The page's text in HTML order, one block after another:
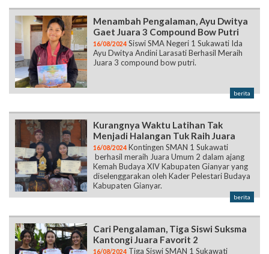
Menambah Pengalaman, Ayu Dwitya
Gaet Juara 3 Compound Bow Putri
16/08/2024 Siswi SMA Negeri 1 Sukawati Ida
Ayu Dwitya Andini Larasati Berhasil Meraih
Juara 3 compound bow putri.
berita
Kurangnya Waktu Latihan Tak
Menjadi Halangan Tuk Raih Juara
16/08/2024 Kontingen SMAN 1 Sukawati
berhasil meraih Juara Umum 2 dalam ajang
Kemah Budaya XIV Kabupaten Gianyar yang
diselenggarakan oleh Kader Pelestari Budaya
Kabupaten Gianyar.
berita
Cari Pengalaman, Tiga Siswi Suksma
Kantongi Juara Favorit 2
16/08/2024 Tiga Siswi SMAN 1 Sukawati